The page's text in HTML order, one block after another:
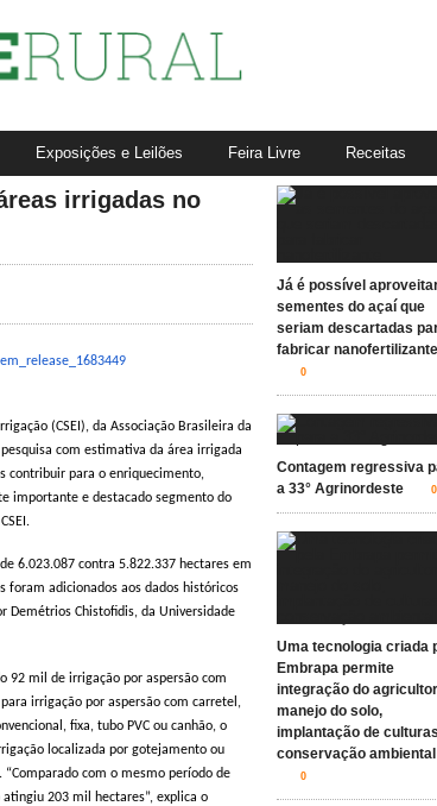
Exposições e Leilões Feira Livre Receitas
irrigadas no
(CSEI), da Associação Brasileira da
com estimativa da área irrigada
contribuir para o enriquecimento,
importante e destacado segmento do
6.023.087 contra 5.822.337 hectares em
foram adicionados aos dados históricos
Demétrios Chistofidis, da Universidade
92 mil de irrigação por aspersão com
irrigação por aspersão com carretel,
fixa, tubo PVC ou canhão, o
localizada por gotejamento ou
com o mesmo período de
203 mil hectares”, explica o
Já é possível
sementes do açaí que
seriam descartadas
fabricar nanofertilizante
0
Contagem regressiva
a 33° Agrinordeste
0
Uma tecnologia criada
Embrapa permite
integração do
manejo do solo,
implantação de
conservação ambiental
0